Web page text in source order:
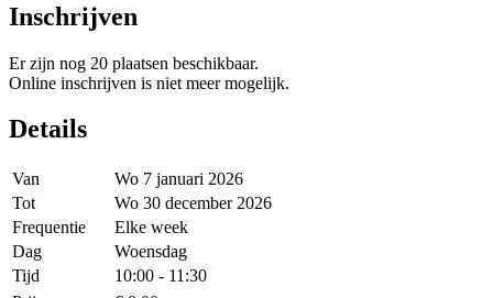
Inschrijven
Er zijn nog 20 plaatsen beschikbaar.
Online inschrijven is niet meer mogelijk.
Details
Van
Wo 7 januari 2026
Tot
Wo 30 december 2026
Frequentie
Elke week
Dag
Woensdag
Tijd
10:00 - 11:30